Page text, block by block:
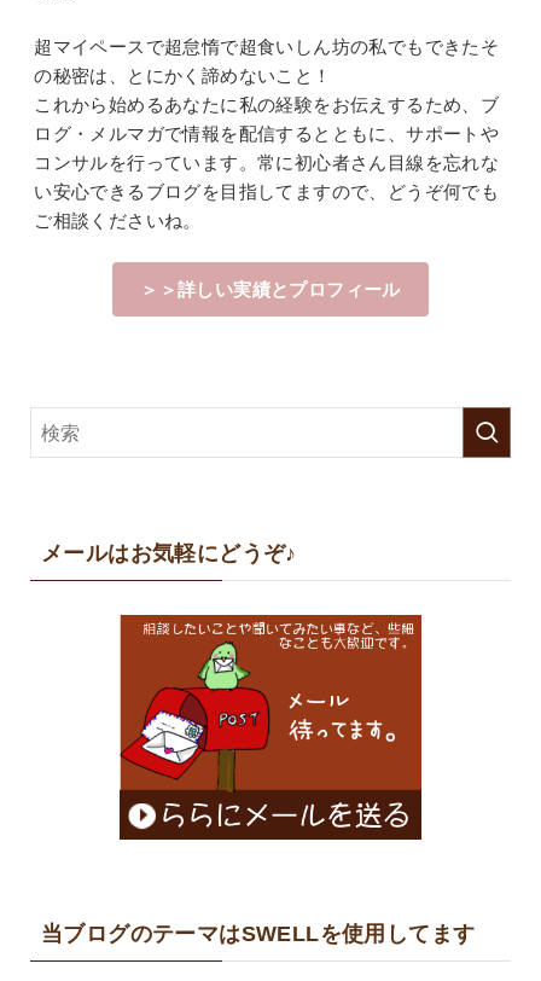
超マイペースで超怠惰で超食いしん坊の私でもできたそ
の秘密は、とにかく諦めないこと！
これから始めるあなたに私の経験をお伝えするため、ブ
ログ・メルマガで情報を配信するとともに、サポートや
コンサルを行っています。常に初心者さん目線を忘れな
い安心できるブログを目指してますので、どうぞ何でも
ご相談くださいね。
＞＞詳しい実績とプロフィール
メールはお気軽にどうぞ♪
当ブログのテーマはSWELLを使用してます